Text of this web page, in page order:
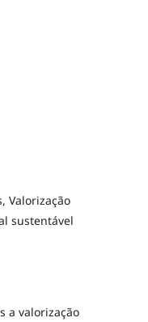
Valorização
sustentável
a valorização